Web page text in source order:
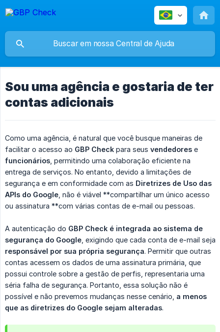
Sou uma agência e gostaria de ter
contas adicionais
Como uma agência, é natural que você busque maneiras de
facilitar o acesso ao GBP Check para seus vendedores e
funcionários , permitindo uma colaboração eficiente na
entrega de serviços. No entanto, devido a limitações de
segurança e em conformidade com as Diretrizes de Uso das
APIs do Google , não é viável **compartilhar um único acesso
ou assinatura **com várias contas de e-mail ou pessoas.
A autenticação do GBP Check é integrada ao sistema de
segurança do Google , exigindo que cada conta de e-mail seja
responsável por sua própria segurança. Permitir que outras
contas acessem os dados de uma assinatura primária, que
possui controle sobre a gestão de perfis, representaria uma
séria falha de segurança. Portanto, essa solução não é
possível e não prevemos mudanças nesse cenário, a menos
que as diretrizes do Google sejam alteradas.